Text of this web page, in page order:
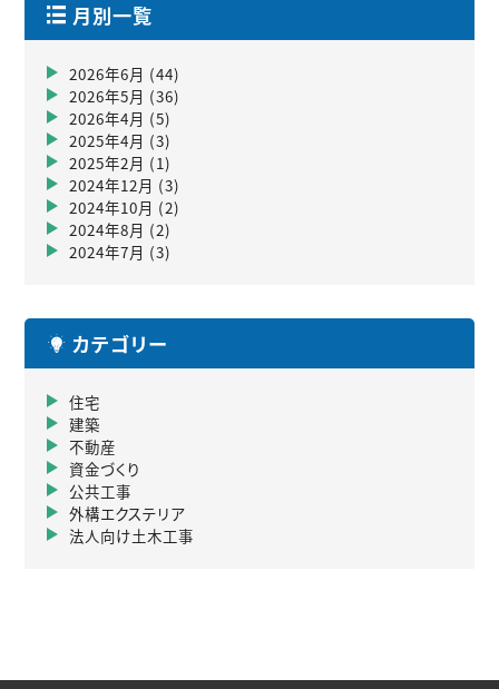
月別一覧
2026年6月 (44)
2026年5月 (36)
2026年4月 (5)
2025年4月 (3)
2025年2月 (1)
2024年12月 (3)
2024年10月 (2)
2024年8月 (2)
2024年7月 (3)
カテゴリー
住宅
建築
不動産
資金づくり
公共工事
外構エクステリア
法人向け土木工事